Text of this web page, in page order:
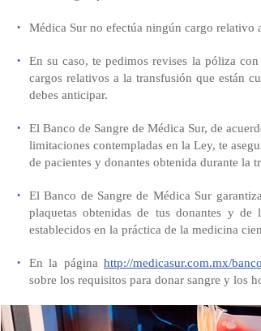
Médica Sur no efectúa ningún cargo relativo
En su caso, te pedimos revises la póliza
cargos relativos a la transfusión que están
debes anticipar.
El Banco de Sangre de Médica Sur, de
limitaciones contempladas en la Ley, te
de pacientes y donantes obtenida durante la
El Banco de Sangre de Médica Sur
plaquetas obtenidas de tus donantes y
establecidos en la práctica de la medicina
En la página http://medicasur.com.mx/
sobre los requisitos para donar sangre y los